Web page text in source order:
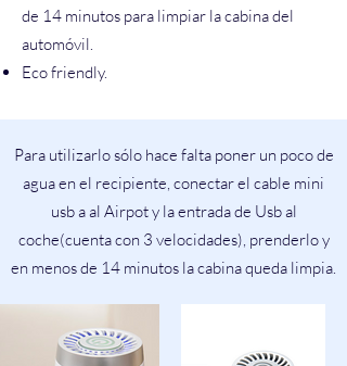
de 14 minutos para limpiar la cabina del
automóvil.
Eco friendly.
Para utilizarlo sólo hace falta poner un poco de
agua en el recipiente, conectar el cable mini
usb a al Airpot y la entrada de Usb al
coche(cuenta con 3 velocidades), prenderlo y
en menos de 14 minutos la cabina queda limpia.